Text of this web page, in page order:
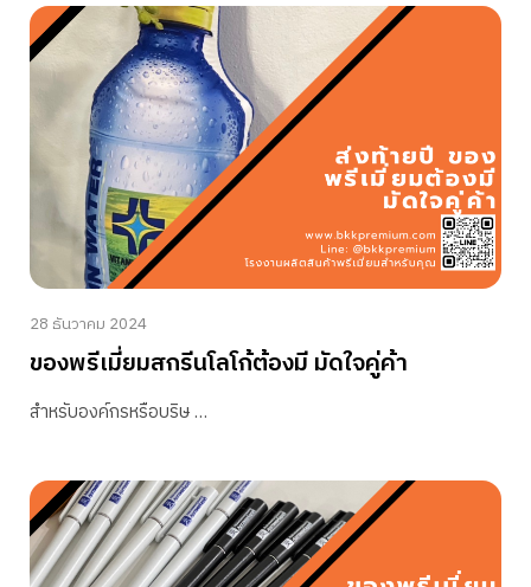
28 ธันวาคม 2024
ของพรีเมี่ยมสกรีนโลโก้ต้องมี มัดใจคู่ค้า
สำหรับองค์กรหรือบริษ …